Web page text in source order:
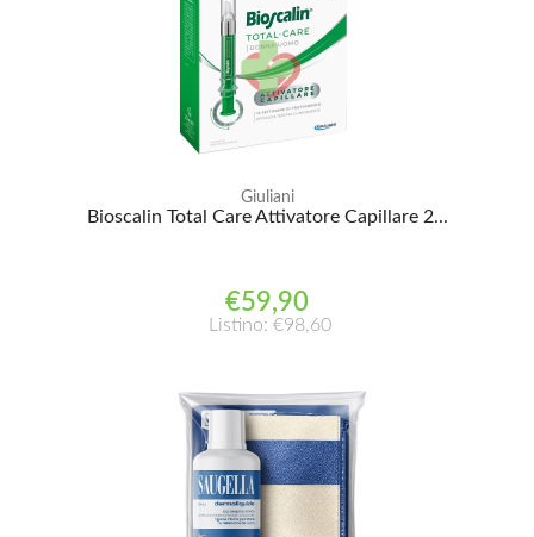
Giuliani
Bioscalin Total Care Attivatore Capillare 2...
€59,90
Listino: €98,60